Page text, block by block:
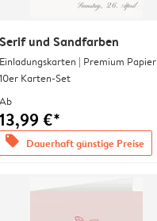
Serif und Sandfarben
Einladungskarten | Premium Papier
10er Karten-Set
Ab
13,99 €*
offers Dauerhaft günstige Preise